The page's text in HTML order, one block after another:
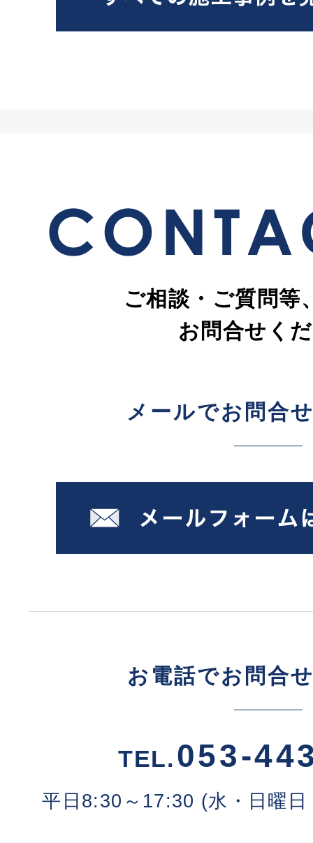
ご相談・ご質問等
お問合せく
メールでお問合
お電話でお問合
TEL.053-
平日8:30～17:30 (水・日曜